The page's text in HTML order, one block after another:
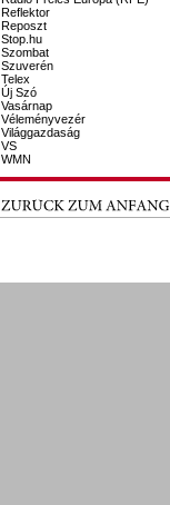
Reflektor
Reposzt
Stop.hu
Szombat
Szuverén
Telex
Új Szó
Vasárnap
Véleményvezér
Világgazdaság
VS
WMN
ZURÜCK ZUM ANFANG